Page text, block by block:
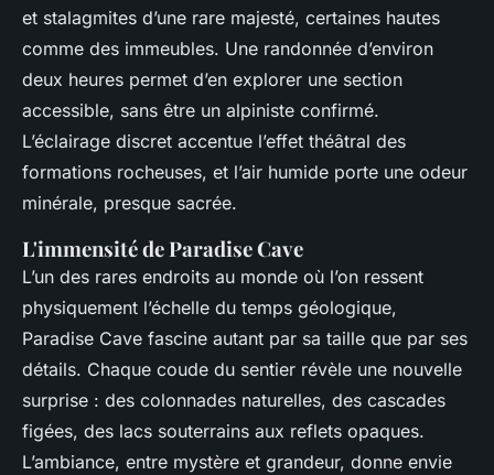
et stalagmites d’une rare majesté, certaines hautes
comme des immeubles. Une randonnée d’environ
deux heures permet d’en explorer une section
accessible, sans être un alpiniste confirmé.
L’éclairage discret accentue l’effet théâtral des
formations rocheuses, et l’air humide porte une odeur
minérale, presque sacrée.
L'immensité de Paradise Cave
L’un des rares endroits au monde où l’on ressent
physiquement l’échelle du temps géologique,
Paradise Cave fascine autant par sa taille que par ses
détails. Chaque coude du sentier révèle une nouvelle
surprise : des colonnades naturelles, des cascades
figées, des lacs souterrains aux reflets opaques.
L’ambiance, entre mystère et grandeur, donne envie